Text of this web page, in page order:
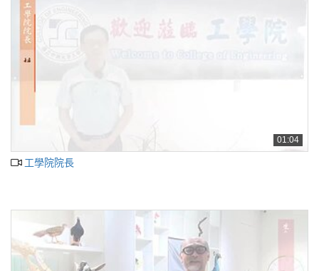
01:04
工學院院長